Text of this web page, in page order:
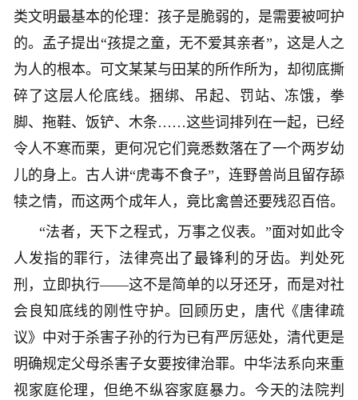
类文明最基本的伦理：孩子是脆弱的，是需要被呵护
的。孟子提出“孩提之童，无不爱其亲者”，这是人之
为人的根本。可文某某与田某的所作所为，却彻底撕
碎了这层人伦底线。捆绑、吊起、罚站、冻饿，拳
脚、拖鞋、饭铲、木条……这些词排列在一起，已经
令人不寒而栗，更何况它们竟悉数落在了一个两岁幼
儿的身上。古人讲“虎毒不食子”，连野兽尚且留存舔
犊之情，而这两个成年人，竟比禽兽还要残忍百倍。
“法者，天下之程式，万事之仪表。”面对如此令
人发指的罪行，法律亮出了最锋利的牙齿。判处死
刑，立即执行——这不是简单的以牙还牙，而是对社
会良知底线的刚性守护。回顾历史，唐代《唐律疏
议》中对于杀害子孙的行为已有严厉惩处，清代更是
明确规定父母杀害子女要按律治罪。中华法系向来重
视家庭伦理，但绝不纵容家庭暴力。今天的法院判